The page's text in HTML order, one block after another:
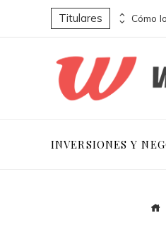
Titulares Empresas escocesas y su contribución a la jornada laboral de ocho horas
INVERSIONES Y